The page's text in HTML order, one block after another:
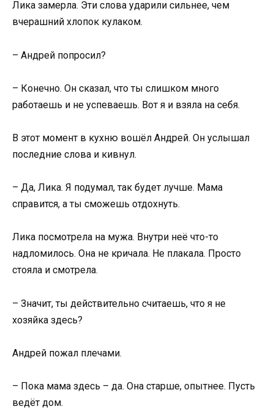
Лика замерла. Эти слова ударили сильнее, чем
вчерашний хлопок кулаком.
– Андрей попросил?
– Конечно. Он сказал, что ты слишком много
работаешь и не успеваешь. Вот я и взяла на себя.
В этот момент в кухню вошёл Андрей. Он услышал
последние слова и кивнул.
– Да, Лика. Я подумал, так будет лучше. Мама
справится, а ты сможешь отдохнуть.
Лика посмотрела на мужа. Внутри неё что-то
надломилось. Она не кричала. Не плакала. Просто
стояла и смотрела.
– Значит, ты действительно считаешь, что я не
хозяйка здесь?
Андрей пожал плечами.
– Пока мама здесь – да. Она старше, опытнее. Пусть
ведёт дом.